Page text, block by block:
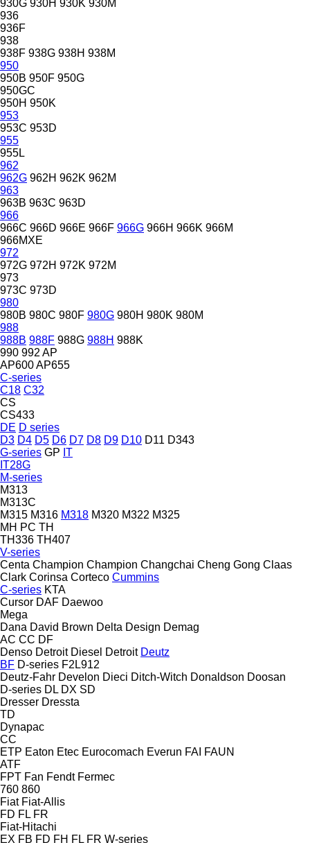
930G 930H 930K 930M
936
936F
938
938F 938G 938H 938M
950
950B 950F 950G
950GC
950H 950K
953
953C 953D
955
955L
962
962G 962H 962K 962M
963
963B 963C 963D
966
966C 966D 966E 966F 966G 966H 966K 966M
966MXE
972
972G 972H 972K 972M
973
973C 973D
980
980B 980C 980F 980G 980H 980K 980M
988
988B 988F 988G 988H 988K
990 992 AP
AP600AP655
C-series
C18 C32
CS
CS433
DE D series
D3 D4 D5 D6 D7 D8 D9 D10 D11 D343
G-series GP IT
IT28G
M-series
M313
M313C
M315 M316 M318 M320 M322 M325
MH PC TH
TH336 TH407
V-series
Centa Champion Champion Changchai Cheng Gong Claas
Clark Corinsa Corteco Cummins
C-series KTA
Cursor DAF Daewoo
Mega
Dana David Brown Delta Design Demag
AC CC DF
Denso Detroit Diesel Detroit Deutz
BF D-series F2L912
Deutz-Fahr Develon Dieci Ditch-Witch Donaldson Doosan
D-series DL DX SD
Dresser Dressta
TD
Dynapac
CC
ETP Eaton Etec Eurocomach Everun FAI FAUN
ATF
FPT Fan Fendt Fermec
760 860
Fiat Fiat-Allis
FD FL FR
Fiat-Hitachi
EX FB FD FH FL FR W-series